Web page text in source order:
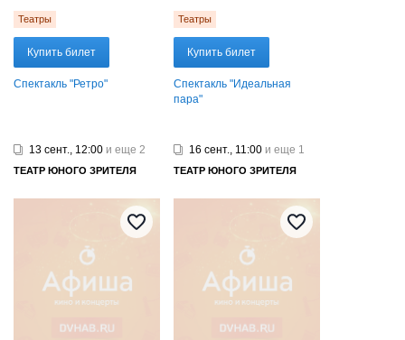
Театры
Купить билет
Спектакль "Ретро"
Театры
Купить билет
Спектакль "Идеальная
пара"
13 сент., 12:00 и еще 2
ТЕАТР ЮНОГО ЗРИТЕЛЯ
16 сент., 11:00 и еще 1
ТЕАТР ЮНОГО ЗРИТЕЛЯ